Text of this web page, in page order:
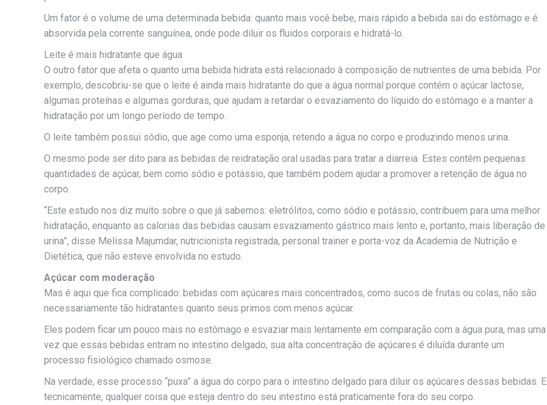
Um fator é o volume de uma determinada bebida: quanto mais você bebe, mais rápido a bebida sai do estômago e é
absorvida pela corrente sanguínea, onde pode diluir os fluidos corporais e hidratá-lo.
Leite é mais hidratante que água
O outro fator que afeta o quanto uma bebida hidrata está relacionado à composição de nutrientes de uma bebida. Por
exemplo, descobriu-se que o leite é ainda mais hidratante do que a água normal porque contém o açúcar lactose,
algumas proteínas e algumas gorduras, que ajudam a retardar o esvaziamento do líquido do estômago e a manter a
hidratação por um longo período de tempo.
O leite também possui sódio, que age como uma esponja, retendo a água no corpo e produzindo menos urina.
O mesmo pode ser dito para as bebidas de reidratação oral usadas para tratar a diarreia. Estes contêm pequenas
quantidades de açúcar, bem como sódio e potássio, que também podem ajudar a promover a retenção de água no
corpo.
“Este estudo nos diz muito sobre o que já sabemos: eletrólitos, como sódio e potássio, contribuem para uma melhor
hidratação, enquanto as calorias das bebidas causam esvaziamento gástrico mais lento e, portanto, mais liberação de
urina”, disse Melissa Majumdar, nutricionista registrada, personal trainer e porta-voz da Academia de Nutrição e
Dietética, que não esteve envolvida no estudo.
Açúcar com moderação
Mas é aqui que fica complicado: bebidas com açúcares mais concentrados, como sucos de frutas ou colas, não são
necessariamente tão hidratantes quanto seus primos com menos açúcar.
Eles podem ficar um pouco mais no estômago e esvaziar mais lentamente em comparação com a água pura, mas uma
vez que essas bebidas entram no intestino delgado, sua alta concentração de açúcares é diluída durante um
processo fisiológico chamado osmose.
Na verdade, esse processo “puxa” a água do corpo para o intestino delgado para diluir os açúcares dessas bebidas. E
tecnicamente, qualquer coisa que esteja dentro do seu intestino está praticamente fora do seu corpo.